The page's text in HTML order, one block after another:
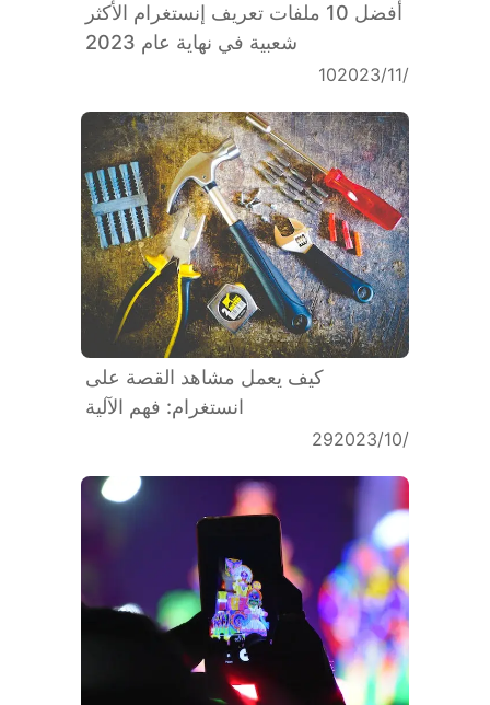
أفضل 10 ملفات تعريف إنستغرام الأكثر
شعبية في نهاية عام 2023
10‏/11‏/2023
كيف يعمل مشاهد القصة على
انستغرام: فهم الآلية
29‏/10‏/2023